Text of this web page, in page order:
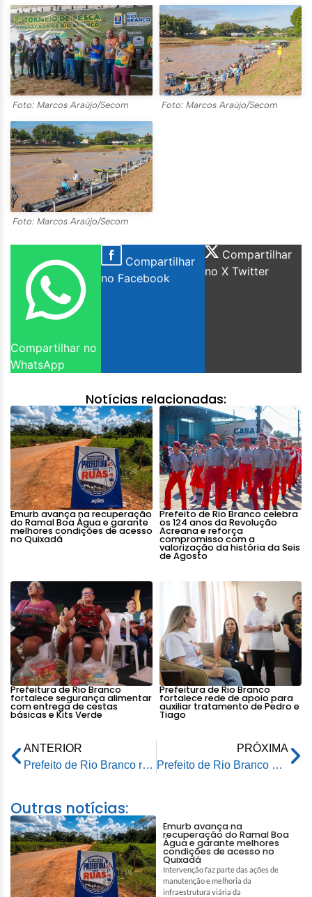
Foto: Marcos Araújo/Secom Foto: Marcos Araújo/Secom
Foto: Marcos Araújo/Secom
Compartilhar no
WhatsApp
Compartilhar
no Facebook
Compartilhar
no X Twitter
Notícias relacionadas:
Emurb avança na recuperação
do Ramal Boa Água e garante
melhores condições de acesso
no Quixadá
Prefeito de Rio Branco celebra
os 124 anos da Revolução
Acreana e reforça
compromisso com a
valorização da história da Seis
de Agosto
Prefeitura de Rio Branco
fortalece segurança alimentar
com entrega de cestas
básicas e Kits Verde
Prefeitura de Rio Branco
fortalece rede de apoio para
auxiliar tratamento de Pedro e
Tiago
ANTERIOR
Prefeito de Rio Branco reforça diálogo com comerciantes durante agenda no Mercado Aziz Abucater
PRÓXIMA
Prefeito de Rio Branco participa da celebração dos 38 anos do Projeto Recriança
Outras notícias:
Emurb avança na
recuperação do Ramal Boa
Água e garante melhores
condições de acesso no
Quixadá
Intervenção faz parte das ações de
manutenção e melhoria da
infraestrutura viária da